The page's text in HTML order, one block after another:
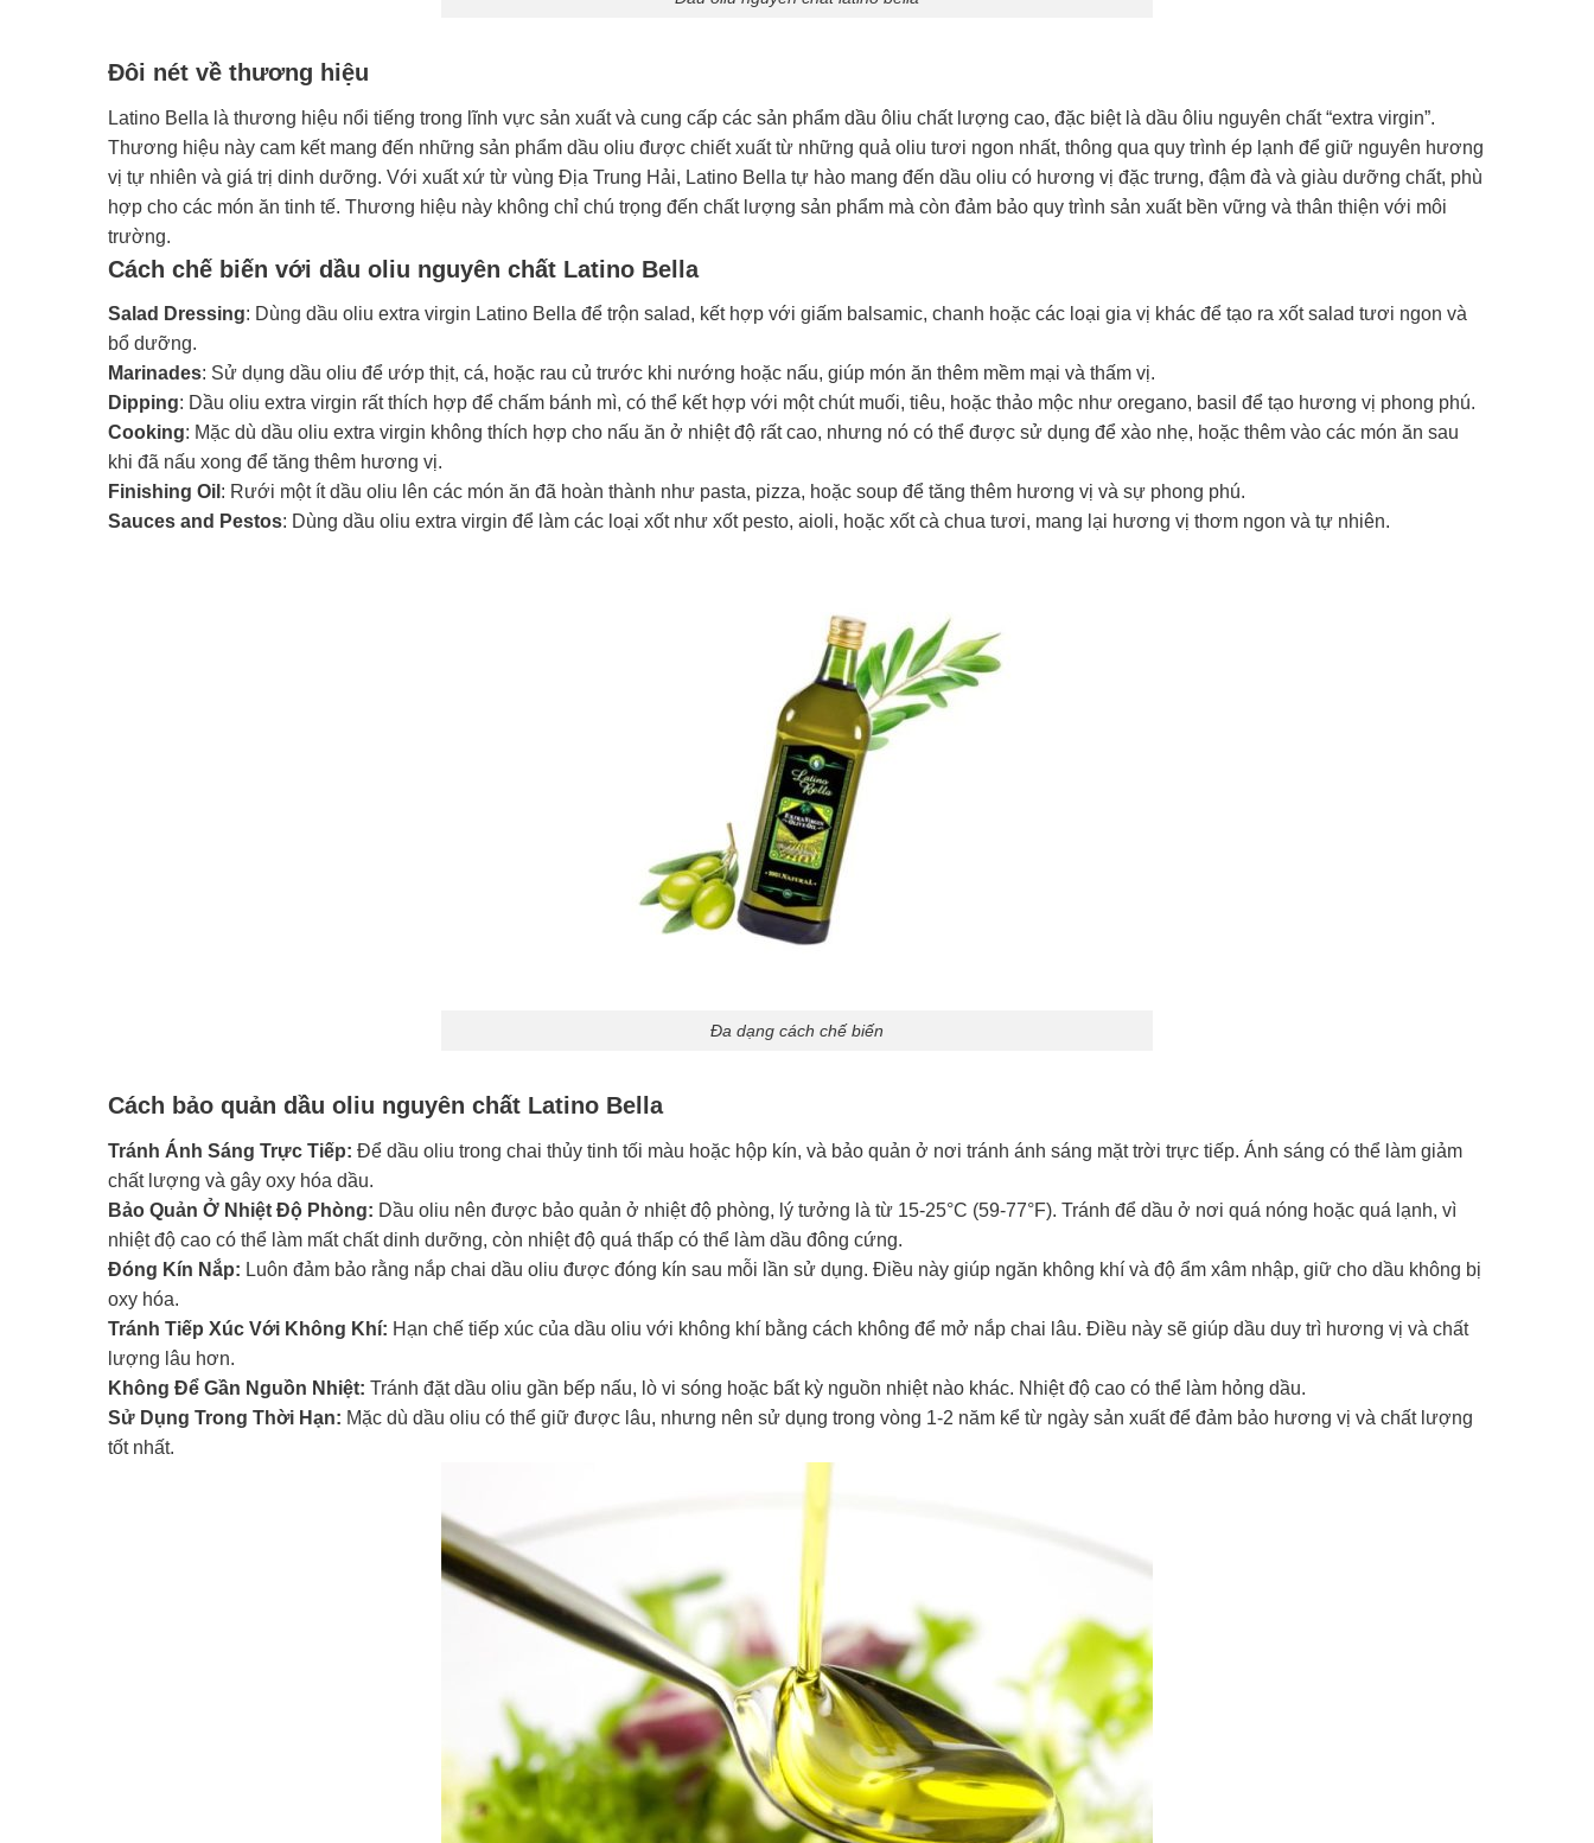
Đôi nét về thương hiệu
Latino Bella là thương hiệu nổi tiếng trong lĩnh vực sản xuất và cung cấp các sản phẩm dầu ôliu chất lượng cao, đặc biệt là dầu ôliu nguyên chất “extra virgin”.
Thương hiệu này cam kết mang đến những sản phẩm dầu oliu được chiết xuất từ những quả oliu tươi ngon nhất, thông qua quy trình ép lạnh để giữ nguyên hương
vị tự nhiên và giá trị dinh dưỡng. Với xuất xứ từ vùng Địa Trung Hải, Latino Bella tự hào mang đến dầu oliu có hương vị đặc trưng, đậm đà và giàu dưỡng chất, phù
hợp cho các món ăn tinh tế. Thương hiệu này không chỉ chú trọng đến chất lượng sản phẩm mà còn đảm bảo quy trình sản xuất bền vững và thân thiện với môi
trường.
Cách chế biến với dầu oliu nguyên chất Latino Bella
Salad Dressing: Dùng dầu oliu extra virgin Latino Bella để trộn salad, kết hợp với giấm balsamic, chanh hoặc các loại gia vị khác để tạo ra xốt salad tươi ngon và
bổ dưỡng.
Marinades: Sử dụng dầu oliu để ướp thịt, cá, hoặc rau củ trước khi nướng hoặc nấu, giúp món ăn thêm mềm mại và thấm vị.
Dipping: Dầu oliu extra virgin rất thích hợp để chấm bánh mì, có thể kết hợp với một chút muối, tiêu, hoặc thảo mộc như oregano, basil để tạo hương vị phong phú.
Cooking: Mặc dù dầu oliu extra virgin không thích hợp cho nấu ăn ở nhiệt độ rất cao, nhưng nó có thể được sử dụng để xào nhẹ, hoặc thêm vào các món ăn sau
khi đã nấu xong để tăng thêm hương vị.
Finishing Oil : Rưới một ít dầu oliu lên các món ăn đã hoàn thành như pasta, pizza, hoặc soup để tăng thêm hương vị và sự phong phú.
Sauces and Pestos: Dùng dầu oliu extra virgin để làm các loại xốt như xốt pesto, aioli, hoặc xốt cà chua tươi, mang lại hương vị thơm ngon và tự nhiên.
Đa dạng cách chế biến
Cách bảo quản dầu oliu nguyên chất Latino Bella
Tránh Ánh Sáng Trực Tiếp: Để dầu oliu trong chai thủy tinh tối màu hoặc hộp kín, và bảo quản ở nơi tránh ánh sáng mặt trời trực tiếp. Ánh sáng có thể làm giảm
chất lượng và gây oxy hóa dầu.
Bảo Quản Ở Nhiệt Độ Phòng: Dầu oliu nên được bảo quản ở nhiệt độ phòng, lý tưởng là từ 15-25°C (59-77°F). Tránh để dầu ở nơi quá nóng hoặc quá lạnh, vì
nhiệt độ cao có thể làm mất chất dinh dưỡng, còn nhiệt độ quá thấp có thể làm dầu đông cứng.
Đóng Kín Nắp: Luôn đảm bảo rằng nắp chai dầu oliu được đóng kín sau mỗi lần sử dụng. Điều này giúp ngăn không khí và độ ẩm xâm nhập, giữ cho dầu không bị
oxy hóa.
Tránh Tiếp Xúc Với Không Khí: Hạn chế tiếp xúc của dầu oliu với không khí bằng cách không để mở nắp chai lâu. Điều này sẽ giúp dầu duy trì hương vị và chất
lượng lâu hơn.
Không Để Gần Nguồn Nhiệt: Tránh đặt dầu oliu gần bếp nấu, lò vi sóng hoặc bất kỳ nguồn nhiệt nào khác. Nhiệt độ cao có thể làm hỏng dầu.
Sử Dụng Trong Thời Hạn: Mặc dù dầu oliu có thể giữ được lâu, nhưng nên sử dụng trong vòng 1-2 năm kể từ ngày sản xuất để đảm bảo hương vị và chất lượng
tốt nhất.